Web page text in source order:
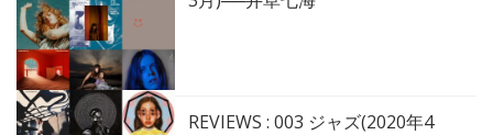
REVIEWS : 003 ジャズ(2020年4